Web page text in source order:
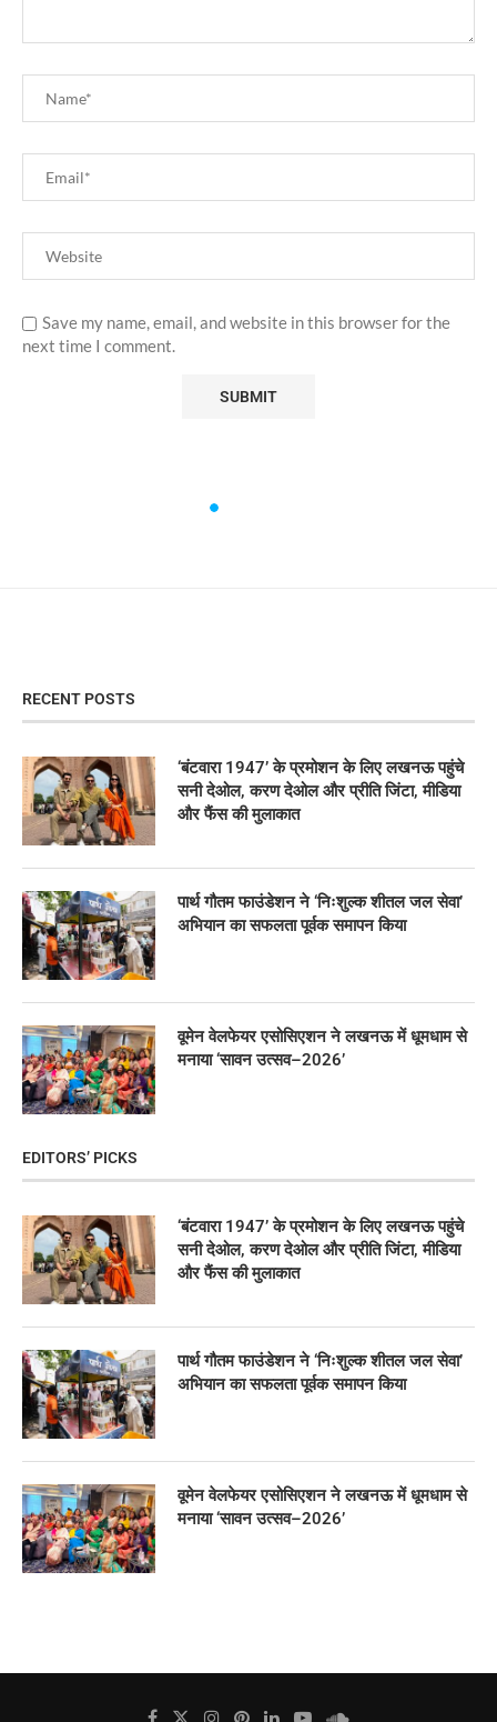
Save my name, email, and website in this browser for the
next time I comment.
RECENT POSTS
‘बंटवारा 1947’ के प्रमोशन के लिए लखनऊ पहुंचे
सनी देओल, करण देओल और प्रीति जिंटा, मीडिया
और फैंस की मुलाकात
पार्थ गौतम फाउंडेशन ने ‘निःशुल्क शीतल जल सेवा’
अभियान का सफलता पूर्वक समापन किया
वूमेन वेलफेयर एसोसिएशन ने लखनऊ में धूमधाम से
मनाया ‘सावन उत्सव–2026’
EDITORS’ PICKS
‘बंटवारा 1947’ के प्रमोशन के लिए लखनऊ पहुंचे
सनी देओल, करण देओल और प्रीति जिंटा, मीडिया
और फैंस की मुलाकात
पार्थ गौतम फाउंडेशन ने ‘निःशुल्क शीतल जल सेवा’
अभियान का सफलता पूर्वक समापन किया
वूमेन वेलफेयर एसोसिएशन ने लखनऊ में धूमधाम से
मनाया ‘सावन उत्सव–2026’